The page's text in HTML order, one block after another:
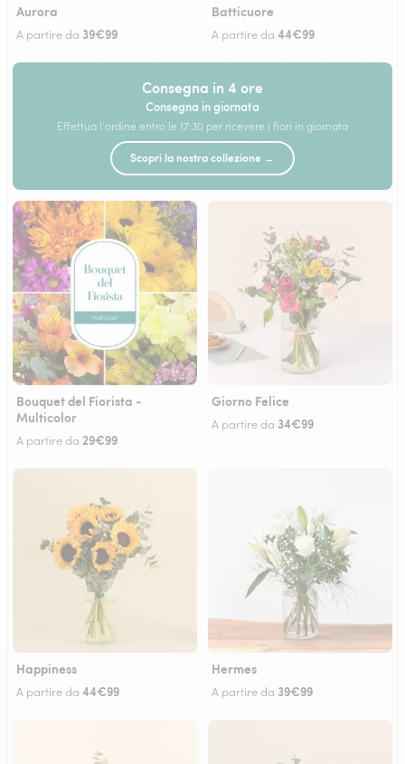
Aurora
A partire da 39€99
Batticuore
A partire da 44€99
Consegna in 4 ore
Consegna in giornata
Effettua l'ordine entro le 17:30 per ricevere i fiori in giornata
Scopri la nostra collezione →
Bouquet del Fiorista -
Multicolor
A partire da 29€99
Giorno Felice
A partire da 34€99
Happiness
A partire da 44€99
Hermes
A partire da 39€99